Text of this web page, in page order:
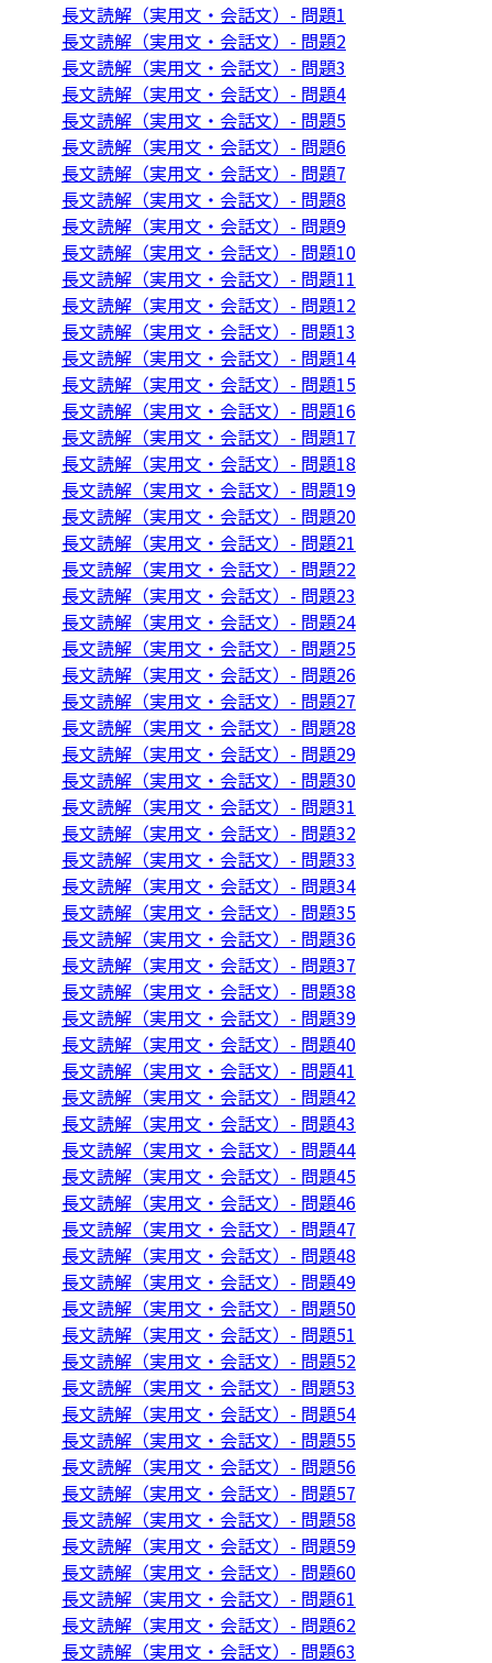
長文読解（実用文・会話文）- 問題1
長文読解（実用文・会話文）- 問題2
長文読解（実用文・会話文）- 問題3
長文読解（実用文・会話文）- 問題4
長文読解（実用文・会話文）- 問題5
長文読解（実用文・会話文）- 問題6
長文読解（実用文・会話文）- 問題7
長文読解（実用文・会話文）- 問題8
長文読解（実用文・会話文）- 問題9
長文読解（実用文・会話文）- 問題10
長文読解（実用文・会話文）- 問題11
長文読解（実用文・会話文）- 問題12
長文読解（実用文・会話文）- 問題13
長文読解（実用文・会話文）- 問題14
長文読解（実用文・会話文）- 問題15
長文読解（実用文・会話文）- 問題16
長文読解（実用文・会話文）- 問題17
長文読解（実用文・会話文）- 問題18
長文読解（実用文・会話文）- 問題19
長文読解（実用文・会話文）- 問題20
長文読解（実用文・会話文）- 問題21
長文読解（実用文・会話文）- 問題22
長文読解（実用文・会話文）- 問題23
長文読解（実用文・会話文）- 問題24
長文読解（実用文・会話文）- 問題25
長文読解（実用文・会話文）- 問題26
長文読解（実用文・会話文）- 問題27
長文読解（実用文・会話文）- 問題28
長文読解（実用文・会話文）- 問題29
長文読解（実用文・会話文）- 問題30
長文読解（実用文・会話文）- 問題31
長文読解（実用文・会話文）- 問題32
長文読解（実用文・会話文）- 問題33
長文読解（実用文・会話文）- 問題34
長文読解（実用文・会話文）- 問題35
長文読解（実用文・会話文）- 問題36
長文読解（実用文・会話文）- 問題37
長文読解（実用文・会話文）- 問題38
長文読解（実用文・会話文）- 問題39
長文読解（実用文・会話文）- 問題40
長文読解（実用文・会話文）- 問題41
長文読解（実用文・会話文）- 問題42
長文読解（実用文・会話文）- 問題43
長文読解（実用文・会話文）- 問題44
長文読解（実用文・会話文）- 問題45
長文読解（実用文・会話文）- 問題46
長文読解（実用文・会話文）- 問題47
長文読解（実用文・会話文）- 問題48
長文読解（実用文・会話文）- 問題49
長文読解（実用文・会話文）- 問題50
長文読解（実用文・会話文）- 問題51
長文読解（実用文・会話文）- 問題52
長文読解（実用文・会話文）- 問題53
長文読解（実用文・会話文）- 問題54
長文読解（実用文・会話文）- 問題55
長文読解（実用文・会話文）- 問題56
長文読解（実用文・会話文）- 問題57
長文読解（実用文・会話文）- 問題58
長文読解（実用文・会話文）- 問題59
長文読解（実用文・会話文）- 問題60
長文読解（実用文・会話文）- 問題61
長文読解（実用文・会話文）- 問題62
長文読解（実用文・会話文）- 問題63